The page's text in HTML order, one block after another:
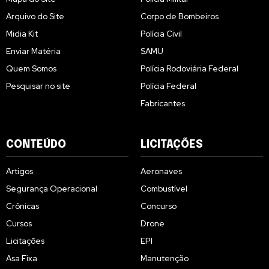
Arquivo do Site
Midia Kit
Enviar Matéria
Quem Somos
Pesquisar no site
Corpo de Bombeiros
Polícia Civil
SAMU
Polícia Rodoviária Federal
Polícia Federal
Fabricantes
CONTEÚDO
Artigos
Segurança Operacional
Crônicas
Cursos
Licitações
Asa Fixa
LICITAÇÕES
Aeronaves
Combustível
Concurso
Drone
EPI
Manutenção